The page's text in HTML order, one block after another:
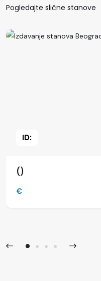
Pogledajte slične stanove
ID:
()
€